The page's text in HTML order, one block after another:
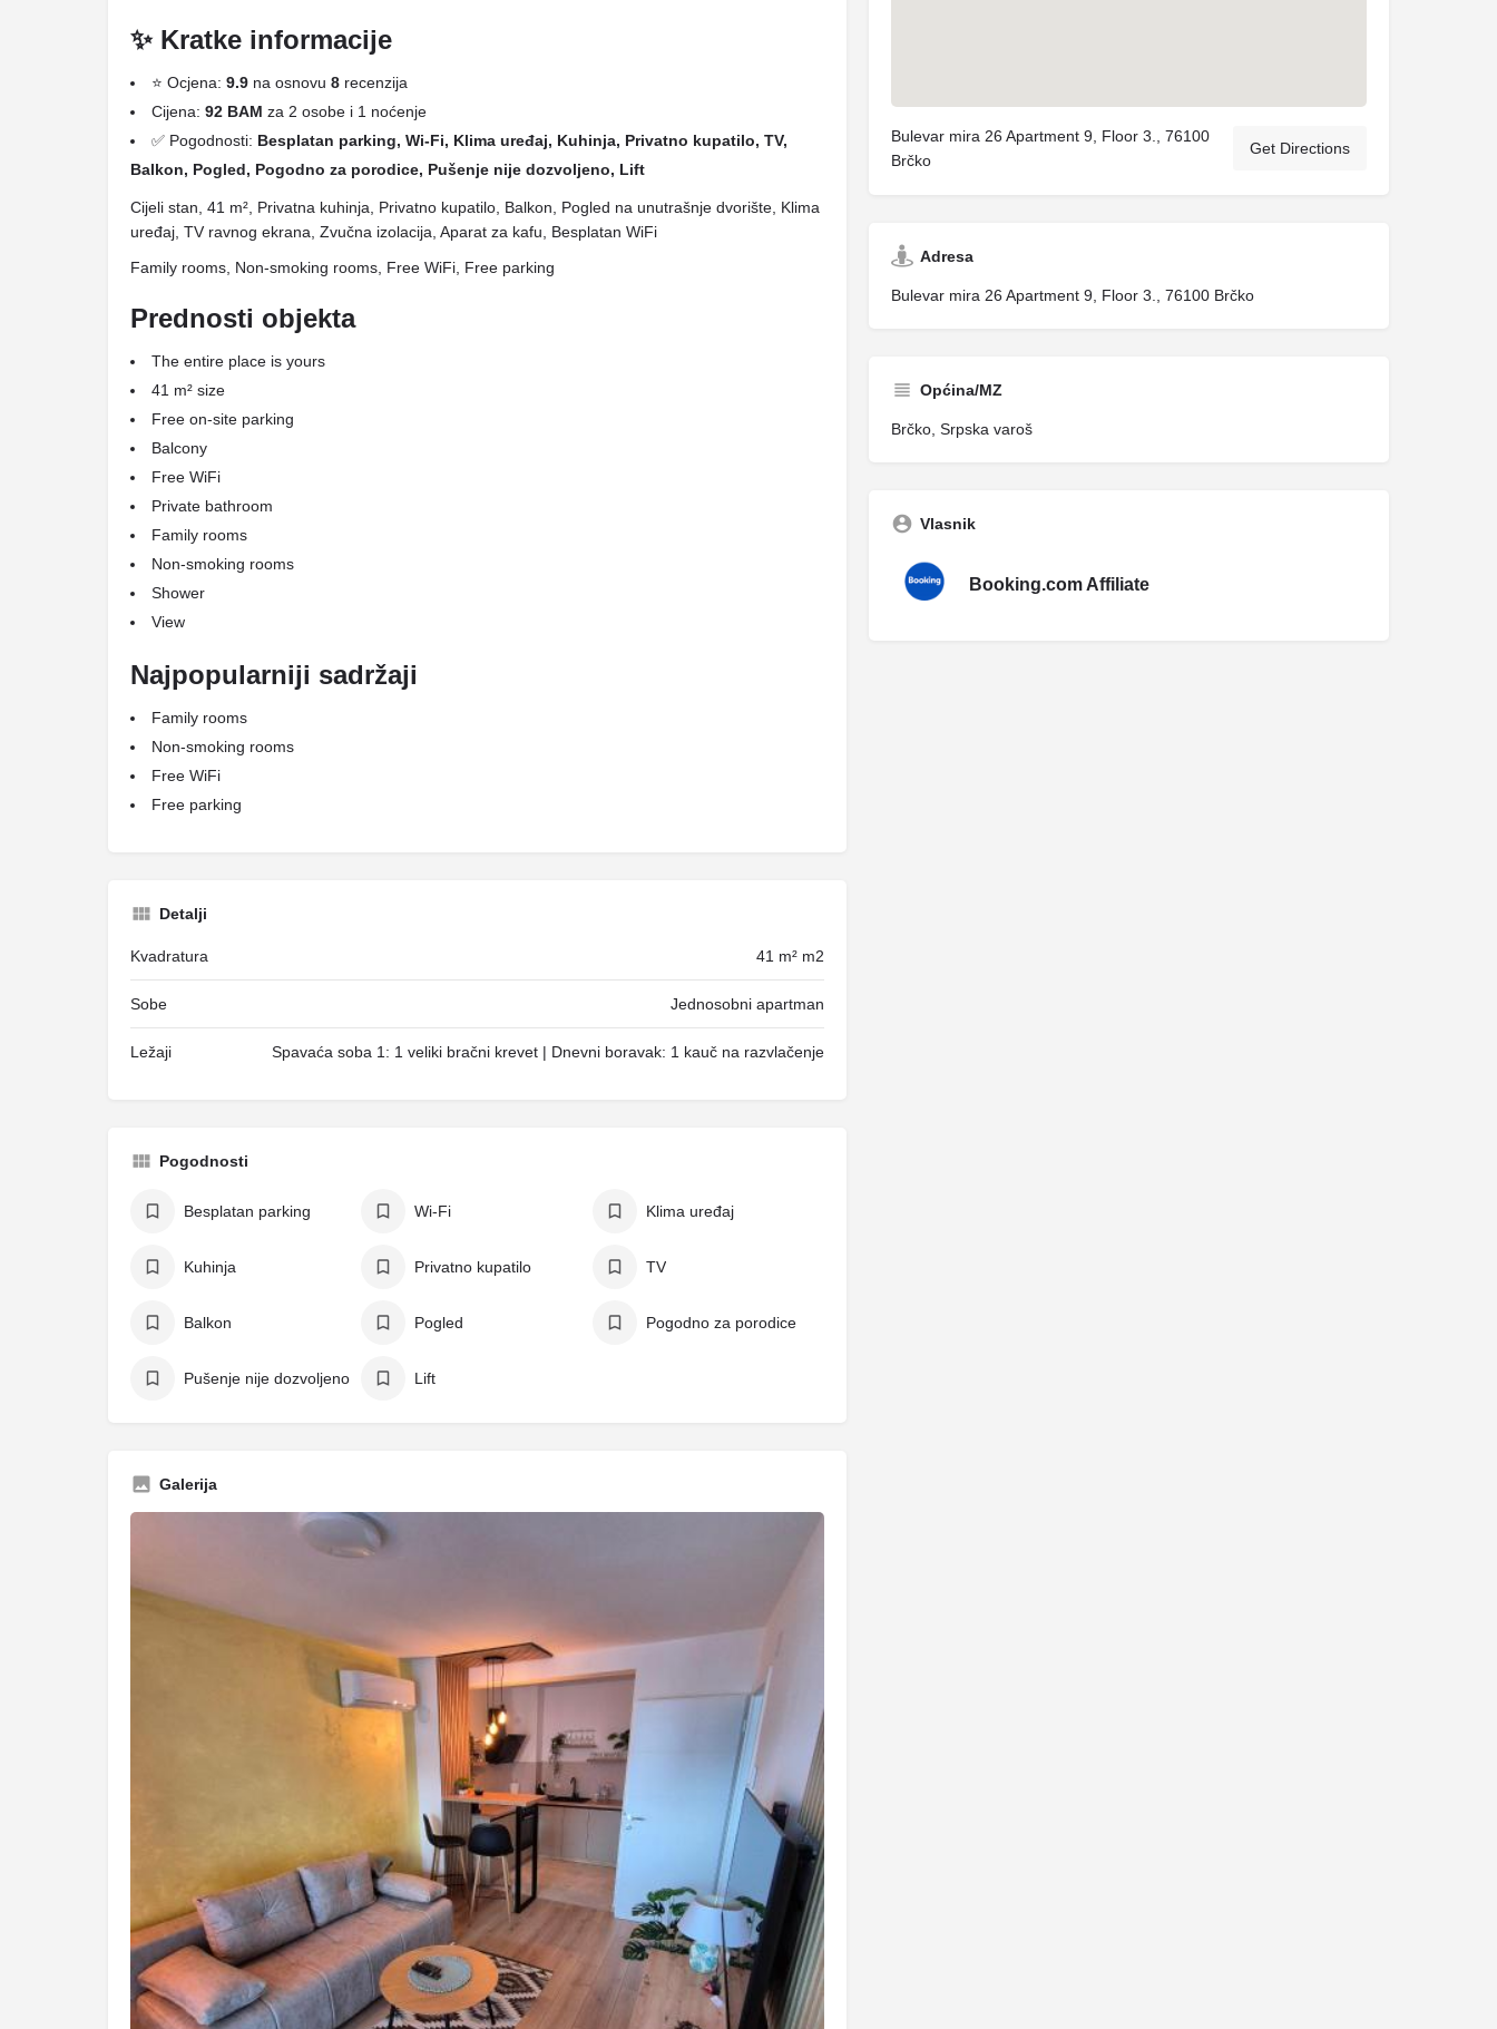
✨ Kratke informacije
⭐ Ocjena: 9.9 na osnovu 8 recenzija
Cijena: 92 BAM za 2 osobe i 1 noćenje
✅ Pogodnosti: Besplatan parking, Wi-Fi, Klima uređaj, Kuhinja, Privatno kupatilo, TV,
Balkon, Pogled, Pogodno za porodice, Pušenje nije dozvoljeno, Lift
Cijeli stan, 41 m², Privatna kuhinja, Privatno kupatilo, Balkon, Pogled na unutrašnje dvorište, Klima
uređaj, TV ravnog ekrana, Zvučna izolacija, Aparat za kafu, Besplatan WiFi
Family rooms, Non-smoking rooms, Free WiFi, Free parking
Prednosti objekta
The entire place is yours
41 m² size
Free on-site parking
Balcony
Free WiFi
Private bathroom
Family rooms
Non-smoking rooms
Shower
View
Najpopularniji sadržaji
Family rooms
Non-smoking rooms
Free WiFi
Free parking
Detalji
Kvadratura 41 m² m2
Sobe Jednosobni apartman
Ležaji Spavaća soba 1: 1 veliki bračni krevet | Dnevni boravak: 1 kauč na razvlačenje
Pogodnosti
Besplatan parking Wi-Fi Klima uređaj
Kuhinja Privatno kupatilo TV
Balkon Pogled Pogodno za porodice
Pušenje nije dozvoljeno Lift
Galerija
Bulevar mira 26 Apartment 9, Floor 3., 76100
Brčko
Get Directions
Adresa
Bulevar mira 26 Apartment 9, Floor 3., 76100 Brčko
Općina/MZ
Brčko, Srpska varoš
Vlasnik
Booking.com Affiliate